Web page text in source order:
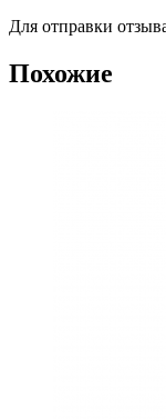
Для отправки
Похожие